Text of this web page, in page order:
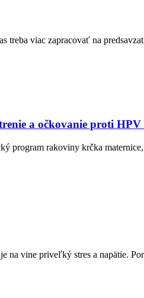
viac zapracovať na
a očkovanie proti
rakoviny krčka maternice,
vine priveľký stres a napätie.